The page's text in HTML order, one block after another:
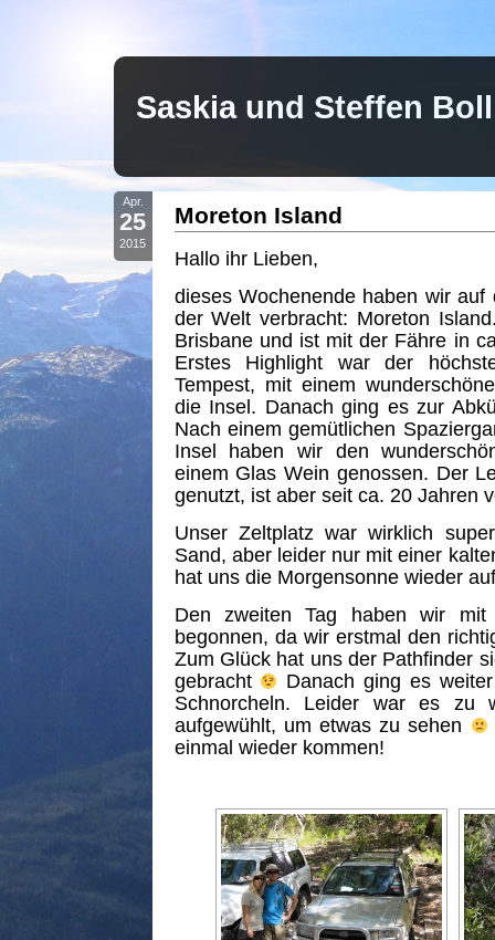
Saskia und Steffen
Apr.
25
2015
Moreton Island
Hallo ihr Lieben,
dieses Wochenende haben wir auf
der Welt verbracht: Moreton
Brisbane und ist mit der Fähre in
Erstes Highlight war der
Tempest, mit einem
die Insel. Danach ging es zur
Nach einem gemütlichen
Insel haben wir den
einem Glas Wein genossen. Der
genutzt, ist aber seit ca. 20 Jahren
Unser Zeltplatz war wirklich
Sand, aber leider nur mit einer
hat uns die Morgensonne wieder
Den zweiten Tag haben wir mit
begonnen, da wir erstmal den
Zum Glück hat uns der Pathfinder
gebracht
Danach ging es
Schnorcheln. Leider war es zu
aufgewühlt, um etwas zu sehen
einmal wieder kommen!